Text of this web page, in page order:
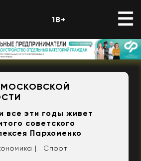
18+
МОСКОВСКОЙ
все эти годы живет
советского
Пархоменко
|
Спорт |